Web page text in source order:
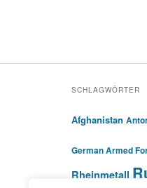
SCHLAGWÖRTER
Afghanistan
German Armed
Rheinmetall